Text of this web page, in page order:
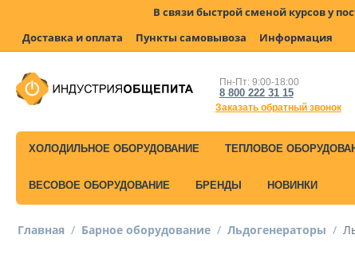
В связи быстрой сменой курсов у
Доставка и оплата
Пункты самовывоза Информация
Пн-Пт: 9:00-18:00
8 800 222 31 15
Заказать обратный звонок
ХОЛОДИЛЬНОЕ ОБОРУДОВАНИЕ ТЕПЛОВОЕ
ВЕСОВОЕ ОБОРУДОВАНИЕ БРЕНДЫ НОВИНКИ
Главная / Барное оборудование / Льдогенераторы /